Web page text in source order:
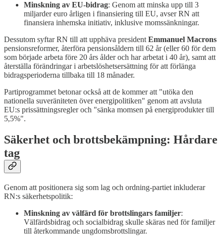
Minskning av EU-bidrag: Genom att minska upp till 3
miljarder euro årligen i finansiering till EU, avser RN att
finansiera inhemska initiativ, inklusive momssänkningar.
Dessutom syftar RN till att upphäva presidentEmmanuel Macrons
pensionsreformer, återföra pensionsåldern till 62 år (eller 60 för dem
som började arbeta före 20 års ålder och har arbetat i 40 år), samt att
återställa förändringar i arbetslöshetsersättning för att förlänga
bidragsperioderna tillbaka till 18 månader.
Partiprogrammet betonar också att de kommer att "utöka den
nationella suveräniteten över energipolitiken" genom att avsluta
EU:s prissättningsregler och "sänka momsen på energiprodukter till
5,5%".
Säkerhet och brottsbekämpning: Hårdare
tag
Genom att positionera sig som lag och ordning-partiet inkluderar
RN:s säkerhetspolitik:
Minskning av välfärd för brottslingars familjer:
Välfärdsbidrag och socialbidrag skulle skäras ned för familjer
till återkommande ungdomsbrottslingar.